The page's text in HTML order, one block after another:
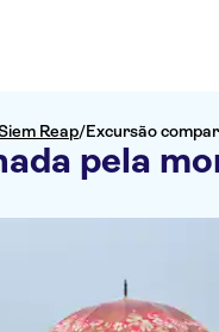
Reap/Excursão
pela